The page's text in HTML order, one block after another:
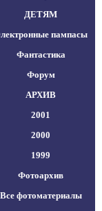
ДЕТЯМ
пампасы
Фантастика
Форум
АРХИВ
2001
2000
1999
Фотоархив
Все фотоматериалы